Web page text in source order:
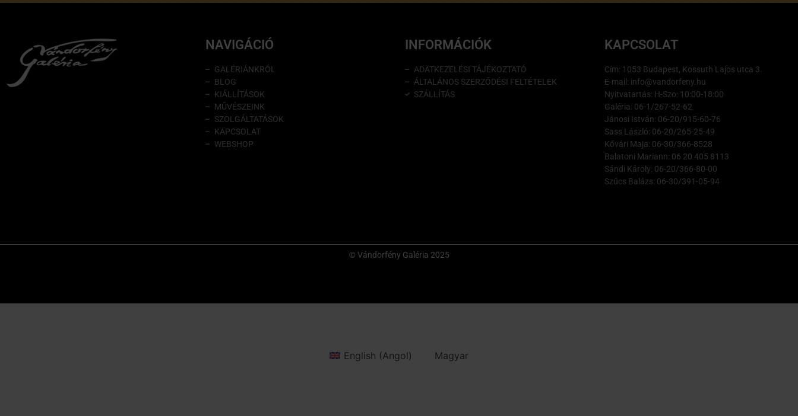
NAVIGÁCIÓ
GALÉRIÁNKRÓL
BLOG
KIÁLLÍTÁSOK
MŰVÉSZEINK
SZOLGÁLTATÁSOK
KAPCSOLAT
WEBSHOP
INFORMÁCIÓK
ADATKEZELÉSI TÁJÉKOZTATÓ
ÁLTALÁNOS SZERZŐDÉSI FELTÉTELEK
SZÁLLÍTÁS
KAPCSOLAT
Cím: 1053 Budapest, Kossuth Lajos utca 3.
E-mail: info@vandorfeny.hu
Nyitvatartás: H-Szo: 10:00-18:00
Galéria: 06-1/267-52-62
Jánosi István: 06-20/915-60-76
Sass László: 06-20/265-25-49
Kővári Maja: 06-30/366-8528
Balatoni Mariann: 06 20 405 8113
Sándi Károly: 06-20/366-80-00
Szűcs Balázs: 06-30/391-05-94
© Vándorfény Galéria 2025
English (Angol) Magyar